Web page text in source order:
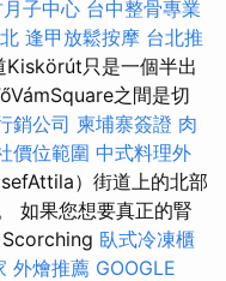
子中心 台中整骨專業
逢甲放鬆按摩 台北推
Kiskörút只是一個半出
之間是切
銷公司 柬埔寨簽證 肉
價位範圍 中式料理外
）街道上的北部
如果您想要真正的腎
Scorching 臥式冷凍櫃
外燴推薦 GOOGLE